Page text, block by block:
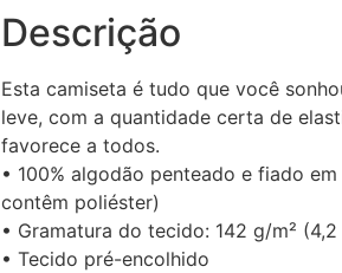
Descrição
Esta camiseta é tudo que você
leve, com a quantidade certa de
favorece a todos.
• 100% algodão penteado e fiado
contêm poliéster)
• Gramatura do tecido: 142 g/m²
• Tecido pré-encolhido